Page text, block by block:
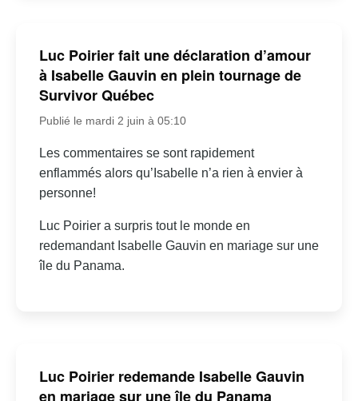
Luc Poirier fait une déclaration d’amour
à Isabelle Gauvin en plein tournage de
Survivor Québec
Publié le mardi 2 juin à 05:10
Les commentaires se sont rapidement
enflammés alors qu’Isabelle n’a rien à envier à
personne!
Luc Poirier a surpris tout le monde en
redemandant Isabelle Gauvin en mariage sur une
île du Panama.
Luc Poirier redemande Isabelle Gauvin
en mariage sur une île du Panama